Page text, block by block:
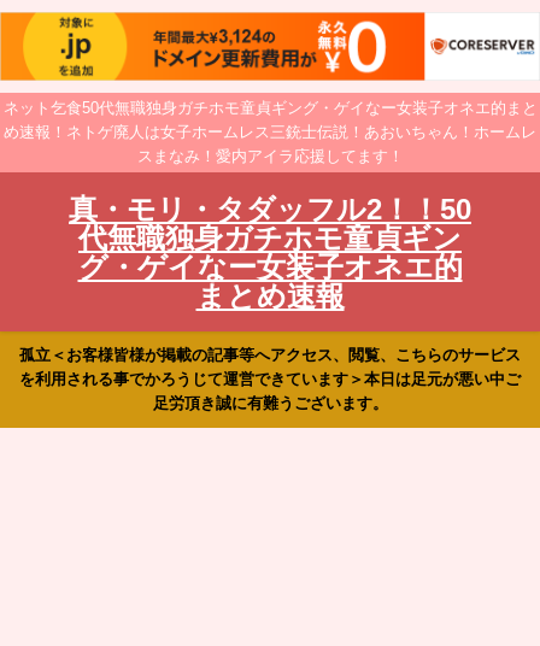
ネット乞食50代無職独身ガチホモ童貞ギング・ゲイなー女装子オネエ的まと
め速報！ネトゲ廃人は女子ホームレス三銃士伝説！あおいちゃん！ホームレ
スまなみ！愛内アイラ応援してます！
真・モリ・タダッフル2！！50
代無職独身ガチホモ童貞ギン
グ・ゲイなー女装子オネエ的
まとめ速報
孤立＜お客様皆様が掲載の記事等へアクセス、閲覧、こちらのサービス
を利用される事でかろうじて運営できています＞本日は足元が悪い中ご
足労頂き誠に有難うございます。